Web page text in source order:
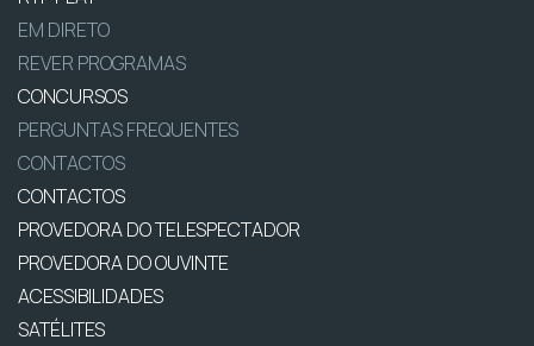
EM DIRETO
REVER PROGRAMAS
CONCURSOS
PERGUNTAS FREQUENTES
CONTACTOS
CONTACTOS
PROVEDORA DO TELESPECTADOR
PROVEDORA DO OUVINTE
ACESSIBILIDADES
SATÉLITES